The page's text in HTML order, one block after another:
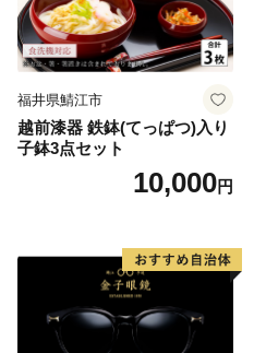
福井県鯖江市
越前漆器 鉄鉢(てっぱつ)入り
子鉢3点セット
10,000円